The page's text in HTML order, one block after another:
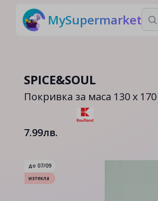
MySupermarket
SPICE&SOUL
Покривка за маса 130 x
7.99лв.
до 07/09
изтекла